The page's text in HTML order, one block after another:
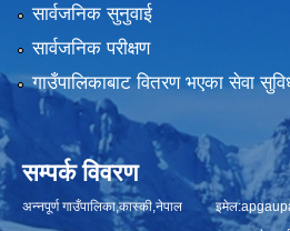
सार्वजनिक सुनुवाई
सार्वजनिक परीक्षण
गाउँपालिकाबाट वितरण भएका सेवा
सम्पर्क विवरण
अन्नपूर्ण गाउँपालिका,कास्की,नेपाल इमेल: